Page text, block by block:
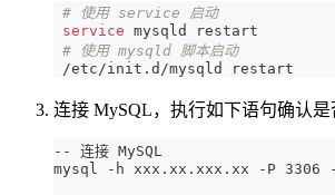
# 使用 service 启动
service mysqld restart
# 使用 mysqld 脚本启动
/etc/init.d/mysqld restart
连接 MySQL，执行如下语句确认是
-- 连接 MySQL
mysql -h xxx.xx.xxx.xx -P 3306